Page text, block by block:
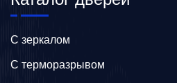
C зеркалом
C терморазрывом